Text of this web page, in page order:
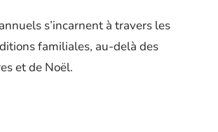
s’incarnent à travers les
familiales, au-delà des
et de Noël.